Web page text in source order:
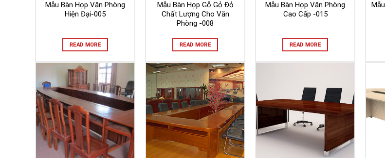
Mẫu Bàn Họp Văn Phòng
Hiện Đại-005
READ MORE
Mẫu Bàn Họp Gỗ Gỏ Đỏ
Chất Lượng Cho Văn
Phòng -008
READ MORE
Mẫu Bàn Họp Văn Phòng
Cao Cấp -015
READ MORE